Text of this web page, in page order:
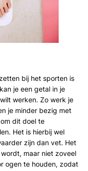
bij het sporten is
je een getal in je
werken. Zo werk je
je minder bezig met
dit doel te
Het is hierbij wel
zijn dan vet. Het
maar niet zoveel
ogen te houden, zodat